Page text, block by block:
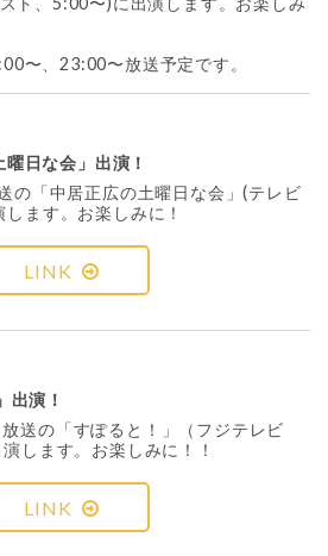
〜、23:00〜放送予定です。
日な会」出演！
の「中居正広の土曜日な会」(テレビ
ます。お楽しみに！
LINK
出演！
送の「すぽると！」（フジテレビ
します。お楽しみに！！
LINK